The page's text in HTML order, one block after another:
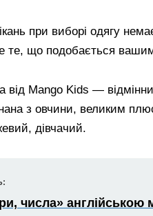
при виборі одягу
те, що подобається вашим
від Mango Kids —
з овчини, великим
дівчачий.
числа» англійською